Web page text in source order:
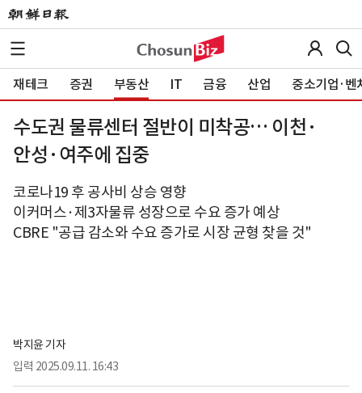
재테크 증권 부동산 IT 금융 산업 중소기업·벤
수도권 물류센터 절반이 미착공… 이천·
안성·여주에 집중
코로나19 후 공사비 상승 영향
이커머스·제3자물류 성장으로 수요 증가 예상
CBRE "공급 감소와 수요 증가로 시장 균형 찾을 것"
박지윤 기자
입력 2025.09.11. 16:43